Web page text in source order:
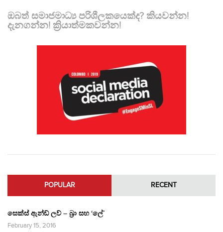
ඔබත් සමාජමාධ්‍ය පරිශීලකයෙක්ද? කියවන්න!
දැනගන්න! ක්‍රියාත්මකවන්න!
POPULAR RECENT
සෙක්ස් ඇන්ඩ් ලව් – බ්‍රා සහ ‘ලේ’
February 15, 2016